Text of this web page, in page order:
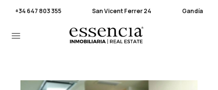
+34 647 803 355 San Vicent Ferrer 24 Gandía